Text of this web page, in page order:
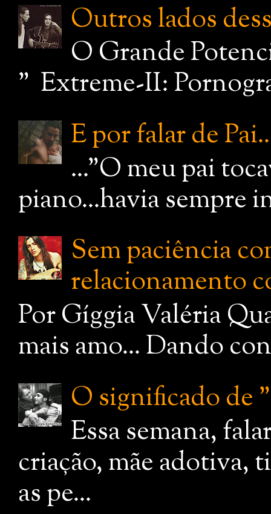
Outros lados
O Grande
" Extreme-II:
E por falar de
..."O meu pai
piano...havia sempre
Sem paciência
relacionamento
Por Gíggia Valéria
mais amo... Dando
O significado de
Essa semana,
criação, mãe adotiva,
as pe...